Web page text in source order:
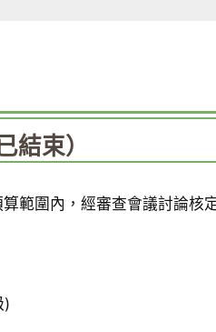
束）
範圍內，經審查會議討論核
)